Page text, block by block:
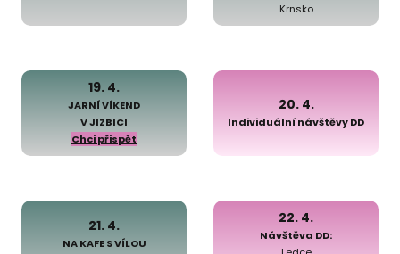
Krnsko
19. 4.
JARNÍ VÍKEND
V JIZBICI
Chci přispět
20. 4.
Individuální návštěvy DD
21. 4.
NA KAFE S VÍLOU
22. 4.
Návštěva DD: